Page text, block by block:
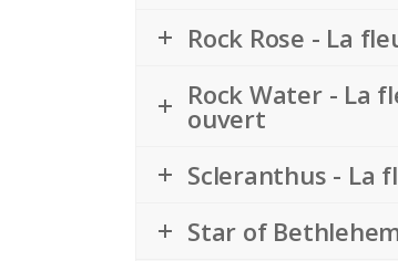
Rock Rose - La
Rock Water - La
ouvert
Scleranthus - La
Star of